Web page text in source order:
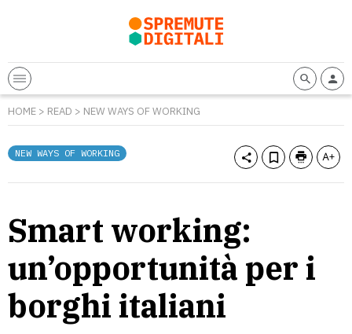
HOME > READ > NEW WAYS OF WORKING
NEW WAYS OF WORKING
Smart working:
un’opportunità per i
borghi italiani